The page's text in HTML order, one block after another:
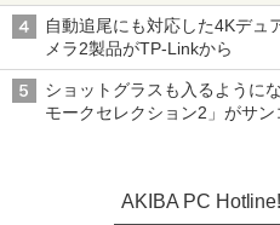
自動追尾にも対応した4Kデュ
メラ2製品がTP-Linkから
ショットグラスも入るように
モークセレクション2」がサン
AKIBA PC